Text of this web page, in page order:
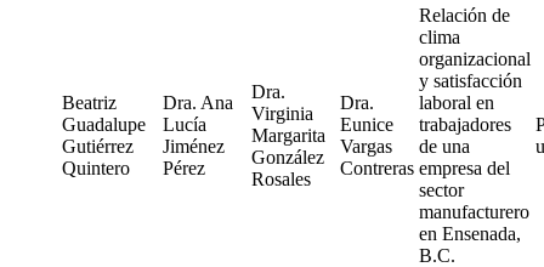
Beatriz
Guadalupe
Gutiérrez
Quintero
Dra. Ana
Lucía
Jiménez
Pérez
Dra.
Virginia
Margarita
González
Rosales
Dra.
Eunice
Vargas
Contreras
Relación de
clima
organizacional
y satisfacción
laboral en
trabajadores
de una
empresa del
sector
manufacturero
en Ensenada,
B.C.